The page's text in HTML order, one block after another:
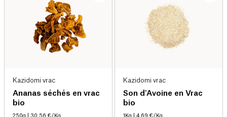
Kazidomi vrac
Ananas séchés en vrac
bio
250g | 30.56 €/Kg
Kazidomi vrac
Son d'Avoine en Vrac
bio
1Kg | 4.69 €/Kg